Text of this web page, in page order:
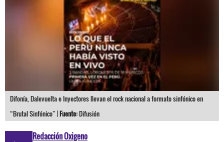
Difonía, Dalevuelta e Inyectores llevan el rock nacional a formato sinfónico en
“Brutal Sinfónico” |Fuente:Difusión
Redacción Oxigeno